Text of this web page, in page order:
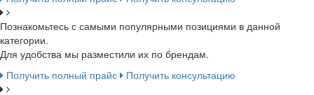
Познакомьтесь с самыми популярными позициями в данной
категории.
Для удобства мы разместили их по брендам.
Получить полный прайс
Получить консультацию